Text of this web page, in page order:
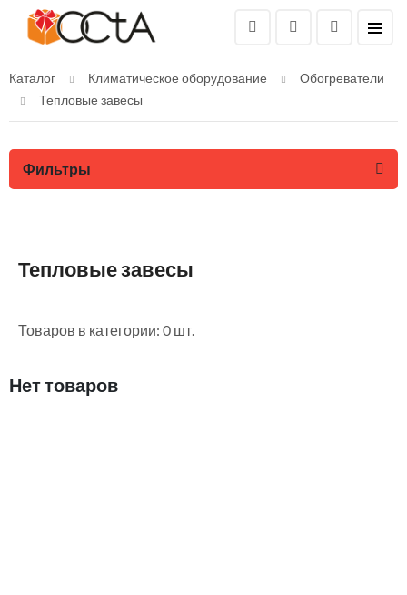
Каталог Климатическое оборудование
Обогреватели
Тепловые завесы
Фильтры
Тепловые завесы
Товаров в категории: 0 шт.
Нет товаров